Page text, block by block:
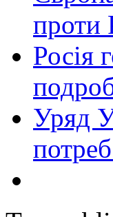
проти
Росія
Уряд